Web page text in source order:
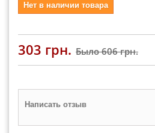
Нет в наличии товара
303 грн. Было606 грн.
Написать отзыв